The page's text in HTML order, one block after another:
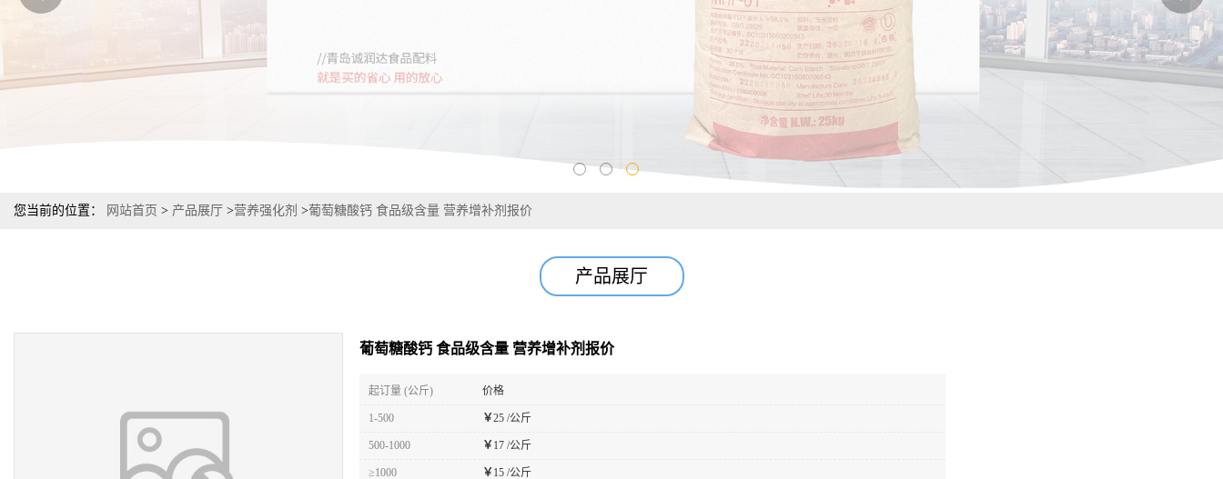
您当前的位置： 网站首页 > 产品展厅 >营养强化剂 >葡萄糖酸钙 食品级含量 营养增补剂报价
产品展厅
葡萄糖酸钙 食品级含量 营养增补剂报价
起订量 (公斤) 价格
1-500 ￥25 /公斤
500-1000 ￥ 17 /公斤
≥1000 ￥ 15 /公斤